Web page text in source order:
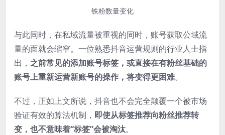
铁粉数量变化
与此同时，在私域流量被重视的同时，账号获取公域流
量的面就会缩窄。一位熟悉抖音运营规则的行业人士指
出， 之前常见的添加账号标签，或直接在有粉丝基础的
账号上重新运营新账号的操作，将变得更困难。
不过，正如上文所说，抖音也不会完全颠覆一个被市场
验证有效的算法机制， 即使从标签推荐向粉丝推荐转
变，也不意味着“标签”会被淘汰。